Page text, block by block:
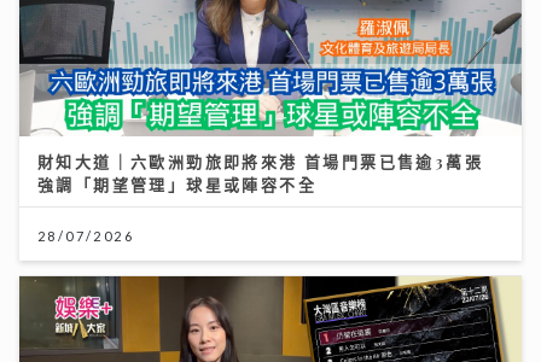
財知大道｜六歐洲勁旅即將來港 首場門票已售逾3萬張
強調「期望管理」球星或陣容不全
28/07/2026